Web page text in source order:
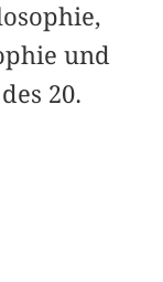
und
20.